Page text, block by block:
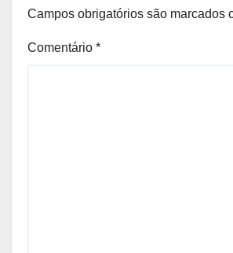
Campos obrigatórios são marcados
Comentário *